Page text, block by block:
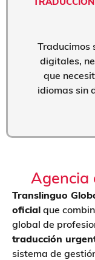
Traducimos
digitales,
que
idiomas sin
Agencia
Translinguo
oficial que
global de
traducción
sistema de